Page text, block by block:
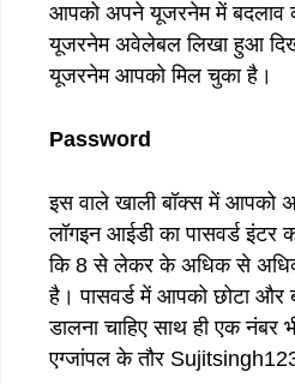
आपको अपने यूजरनेम में बदलाव
यूजरनेम अवेलेबल लिखा हुआ
यूजरनेम आपको मिल चुका है।
Password
इस वाले खाली बॉक्स में आपको
लॉगइन आईडी का पासवर्ड
कि 8 से लेकर के अधिक से
है। पासवर्ड में आपको छोटा
डालना चाहिए साथ ही एक नंबर
एग्जांपल के तौर